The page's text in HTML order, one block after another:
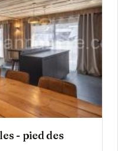
- pied des